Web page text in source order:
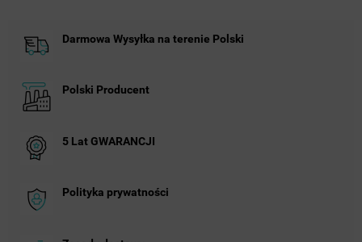
Darmowa Wysyłka na terenie Polski
Polski Producent
5 Lat GWARANCJI
Polityka prywatności